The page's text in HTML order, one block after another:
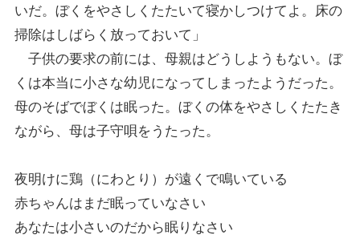
いだ。ぼくをやさしくたたいて寝かしつけてよ。床の
掃除はしばらく放っておいて」
子供の要求の前には、母親はどうしようもない。ぼ
くは本当に小さな幼児になってしまったようだった。
母のそばでぼくは眠った。ぼくの体をやさしくたたき
ながら、母は子守唄をうたった。
夜明けに鶏（にわとり）が遠くで鳴いている
赤ちゃんはまだ眠っていなさい
あなたは小さいのだから眠りなさい